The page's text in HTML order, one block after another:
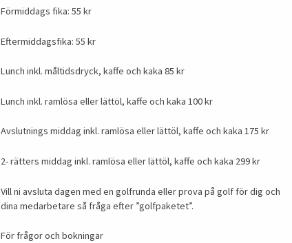
Förmiddags fika: 55 kr
Eftermiddagsfika: 55 kr
Lunch inkl. måltidsdryck, kaffe och kaka 85 kr
Lunch inkl. ramlösa eller lättöl, kaffe och kaka 100 kr
Avslutnings middag inkl. ramlösa eller lättöl, kaffe och kaka 175 kr
2- rätters middag inkl. ramlösa eller lättöl, kaffe och kaka 299 kr
Vill ni avsluta dagen med en golfrunda eller prova på golf för dig och
dina medarbetare så fråga efter ”golfpaketet”.
För frågor och bokningar